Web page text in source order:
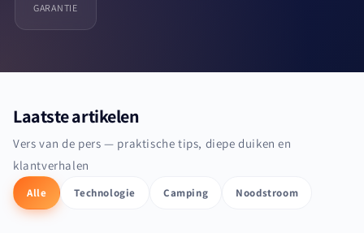
GARANTIE
Laatste artikelen
Vers van de pers — praktische tips, diepe duiken en
klantverhalen
Alle Technologie Camping Noodstroom